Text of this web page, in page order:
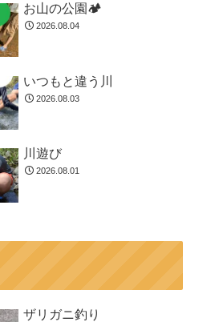
お山の公園🏕️
2026.08.04
いつもと違う川
2026.08.03
川遊び
2026.08.01
ザリガニ釣り